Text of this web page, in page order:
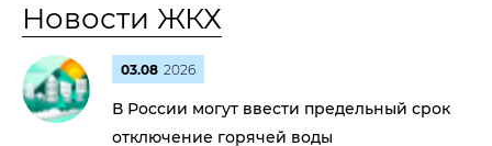
Новости ЖКХ
03.08 2026
В России могут ввести предельный срок
отключение горячей воды